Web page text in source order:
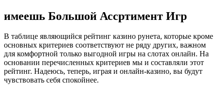
имеешь Большой Ассртимент Игр
В таблице являющийся рейтинг казино рунета, которые кроме
основных критериев соответствуют не ряду других, важном
для комфортной только выгодной игры на слотах онлайн. На
основании перечисленных критериев мы и составляли этот
рейтинг. Надеюсь, теперь, играя и онлайн-казино, вы будут
чувствовать себя спокойнее.